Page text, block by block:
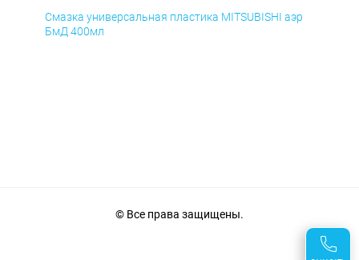
Смазка универсальная пластика MITSUBISHI аэр
БмД 400мл
© Все права защищены.